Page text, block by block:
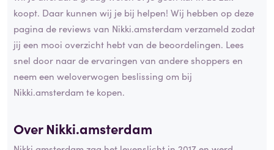
koopt. Daar kunnen wij je bij helpen! Wij hebben op deze
pagina de reviews van Nikki.amsterdam verzameld zodat
jij een mooi overzicht hebt van de beoordelingen. Lees
snel door naar de ervaringen van andere shoppers en
neem een weloverwogen beslissing om bij
Nikki.amsterdam te kopen.
Over Nikki.amsterdam